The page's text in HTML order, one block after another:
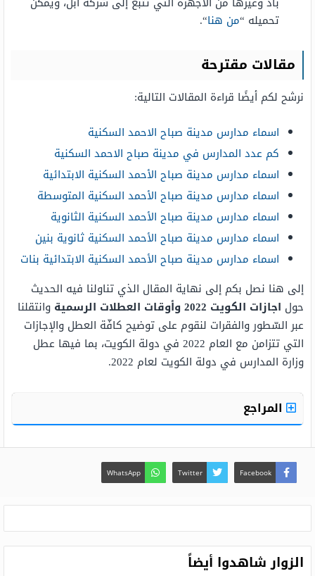
تحميله “من هنا“.
مقالات مقترحة
نرشح لكم أيضًا قراءة المقالات التالية:
اسماء مدارس مدينة صباح الاحمد السكنية
كم عدد المدارس في مدينة صباح الاحمد السكنية
اسماء مدارس مدينة صباح الأحمد السكنية الابتدائية
اسماء مدارس مدينة صباح الأحمد السكنية المتوسطة
اسماء مدارس مدينة صباح الأحمد السكنية الثانوية
اسماء مدارس مدينة صباح الأحمد السكنية ثانوية بنين
اسماء مدارس مدينة صباح الأحمد السكنية الابتدائية بنات
إلى هنا نصل بكم إلى نهاية المقال الذي تناولنا فيه الحديث
حول اجازات الكويت 2022 وأوقات العطلات الرسمية
وانتقلنا
عبر السّطور والفقرات لنقوم على توضيح كافّة العطل والإجازات
التي تتزامن مع العام 2022 في دولة الكويت، بما فيها عطل
وزارة المدارس في دولة الكويت لعام 2022.
المراجع
Facebook
Twitter
WhatsApp
الزوار شاهدوا أيضاً